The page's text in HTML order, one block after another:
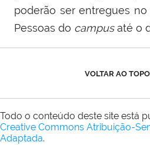
poderão ser entregues
Pessoas do campusaté o
VOLTAR AO TOPO
Todo o conteúdo deste site está
Creative Commons Atribuição-
Adaptada.